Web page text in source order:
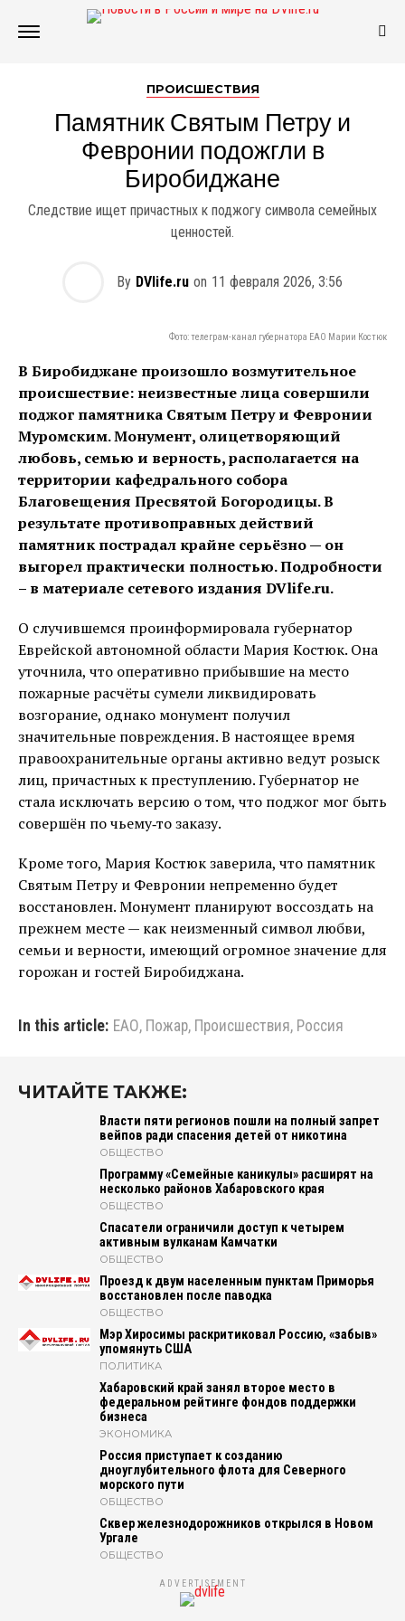
ПРОИСШЕСТВИЯ
Памятник Святым Петру и
Февронии подожгли в
Биробиджане
Следствие ищет причастных к поджогу символа семейных
ценностей.
By DVlife.ru on 11 февраля 2026, 3:56
Фото: телеграм-канал губернатора ЕАО Марии Костюк
В Биробиджане произошло возмутительное
происшествие: неизвестные лица совершили
поджог памятника Святым Петру и Февронии
Муромским. Монумент, олицетворяющий
любовь, семью и верность, располагается на
территории кафедрального собора
Благовещения Пресвятой Богородицы. В
результате противоправных действий
памятник пострадал крайне серьёзно — он
выгорел практически полностью. Подробности
– в материале сетевого издания DVlife.ru.
О случившемся проинформировала губернатор
Еврейской автономной области Мария Костюк. Она
уточнила, что оперативно прибывшие на место
пожарные расчёты сумели ликвидировать
возгорание, однако монумент получил
значительные повреждения. В настоящее время
правоохранительные органы активно ведут розыск
лиц, причастных к преступлению. Губернатор не
стала исключать версию о том, что поджог мог быть
совершён по чьему‑то заказу.
Кроме того, Мария Костюк заверила, что памятник
Святым Петру и Февронии непременно будет
восстановлен. Монумент планируют воссоздать на
прежнем месте — как неизменный символ любви,
семьи и верности, имеющий огромное значение для
горожан и гостей Биробиджана.
In this article: ЕАО, Пожар, Происшествия, Россия
ЧИТАЙТЕ ТАКЖЕ:
Власти пяти регионов пошли на полный запрет
вейпов ради спасения детей от никотина
ОБЩЕСТВО
Программу «Семейные каникулы» расширят на
несколько районов Хабаровского края
ОБЩЕСТВО
Спасатели ограничили доступ к четырем
активным вулканам Камчатки
ОБЩЕСТВО
Проезд к двум населенным пунктам Приморья
восстановлен после паводка
ОБЩЕСТВО
Мэр Хиросимы раскритиковал Россию, «забыв»
упомянуть США
ПОЛИТИКА
Хабаровский край занял второе место в
федеральном рейтинге фондов поддержки
бизнеса
ЭКОНОМИКА
Россия приступает к созданию
дноуглубительного флота для Северного
морского пути
ОБЩЕСТВО
Сквер железнодорожников открылся в Новом
Ургале
ОБЩЕСТВО
ADVERTISEMENT